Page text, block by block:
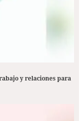
y relaciones para